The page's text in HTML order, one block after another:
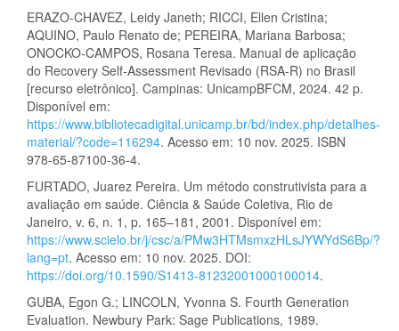
ERAZO-CHAVEZ, Leidy Janeth; RICCI, Ellen Cristina;
AQUINO, Paulo Renato de; PEREIRA, Mariana Barbosa;
ONOCKO-CAMPOS, Rosana Teresa. Manual de aplicação
do Recovery Self-Assessment Revisado (RSA-R) no Brasil
[recurso eletrônico]. Campinas: UnicampBFCM, 2024. 42 p.
Disponível em:
https://www.bibliotecadigital.unicamp.br/bd/index.php/detalhes-
material/?code=116294. Acesso em: 10 nov. 2025. ISBN
978-65-87100-36-4.
FURTADO, Juarez Pereira. Um método construtivista para a
avaliação em saúde. Ciência & Saúde Coletiva, Rio de
Janeiro, v. 6, n. 1, p. 165–181, 2001. Disponível em:
https://www.scielo.br/j/csc/a/PMw3HTMsmxzHLsJYWYdS6Bp/?
lang=pt. Acesso em: 10 nov. 2025. DOI:
https://doi.org/10.1590/S1413-81232001000100014.
GUBA, Egon G.; LINCOLN, Yvonna S. Fourth Generation
Evaluation. Newbury Park: Sage Publications, 1989.